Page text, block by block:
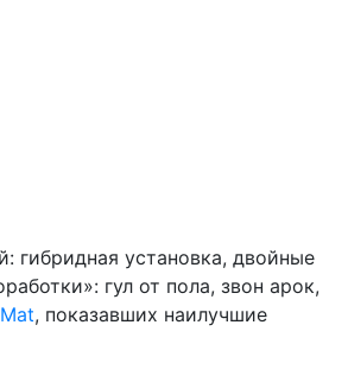
гибридная установка, двойные
гул от пола, звон арок,
, показавших наилучшие